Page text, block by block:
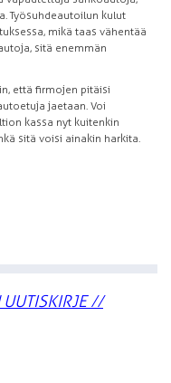
Työsuhdeautoilun kulut
mikä taas vähentää
sitä enemmän
että firmojen pitäisi
jaetaan. Voi
kassa nyt kuitenkin
sitä voisi ainakin harkita.
UUTISKIRJE //